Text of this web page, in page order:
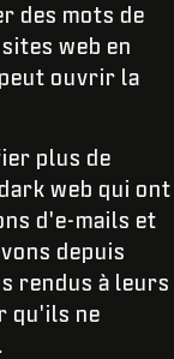
des mots de
web en
ouvrir la
plus de
web qui ont
d'e-mails et
depuis
rendus à leurs
qu'ils ne